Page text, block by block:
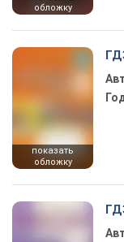
обложку
показать
обложку